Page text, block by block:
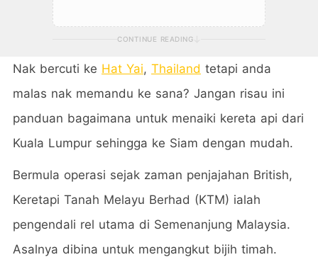
CONTINUE READING
Nak bercuti ke Hat Yai, Thailand tetapi anda
malas nak memandu ke sana? Jangan risau ini
panduan bagaimana untuk menaiki kereta api dari
Kuala Lumpur sehingga ke Siam dengan mudah.
Bermula operasi sejak zaman penjajahan British,
Keretapi Tanah Melayu Berhad (KTM) ialah
pengendali rel utama di Semenanjung Malaysia.
Asalnya dibina untuk mengangkut bijih timah.